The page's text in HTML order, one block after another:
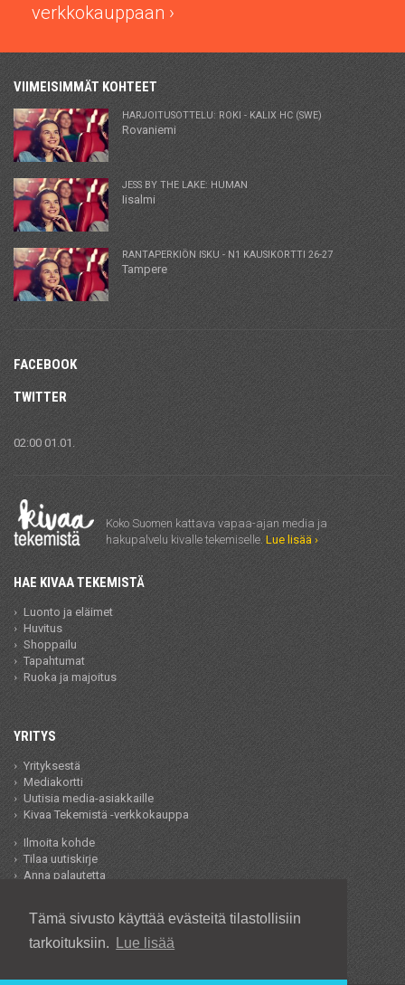
Tämä sivusto käyttää evästeitä tilastollisiin
tarkoituksiin.
Lue lisää
verkkokauppaan ›
Koko Suomen kattava vapaa-ajan media ja
hakupalvelu kivalle tekemiselle. Lue lisää ›
HAE KIVAA TEKEMISTÄ
Luonto ja eläimet
Huvitus
Shoppailu
Tapahtumat
Ruoka ja majoitus
YRITYS
Yrityksestä
Mediakortti
Uutisia media-asiakkaille
Kivaa Tekemistä -verkkokauppa
Ilmoita kohde
Tilaa uutiskirje
Anna palautetta
Artikkelit ja matkailu-uutiset
Yhteistyökumppanit
Käyttöehdot ja rekisteriseloste
VIIMEISIMMÄT KOHTEET
HARJOITUSOTTELU: ROKI - KALIX HC (SWE)
Rovaniemi
JESS BY THE LAKE: HUMAN
Iisalmi
RANTAPERKIÖN ISKU - N1 KAUSIKORTTI 26-27
Tampere
FACEBOOK
TWITTER
02:00 01.01.